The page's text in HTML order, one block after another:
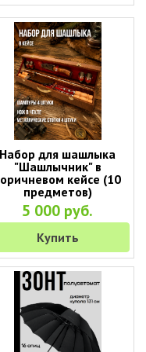
Набор для шашлыка
"Шашлычник" в
кейсе (10
предметов)
5 000 руб.
Купить